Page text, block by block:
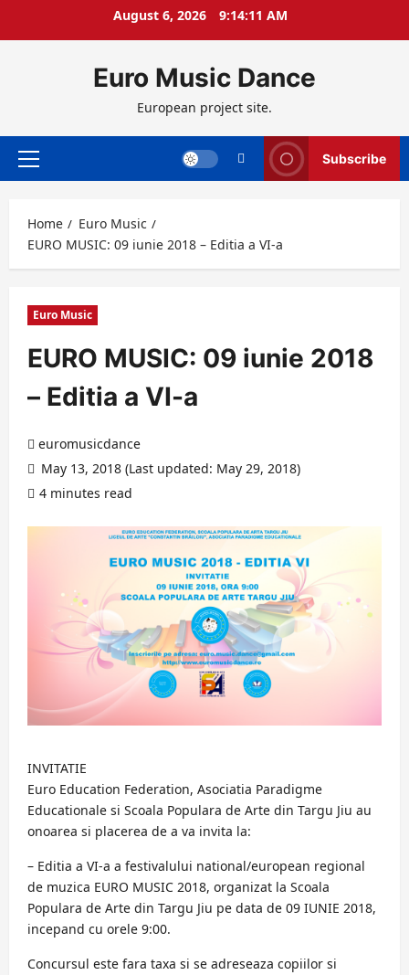
August 6, 2026 9:14:13 AM
Euro Music Dance
European project site.
Primary
Subscribe
Home
Euro Music
EURO MUSIC: 09 iunie 2018 – Editia a VI-a
Euro Music
EURO MUSIC: 09 iunie 2018
– Editia a VI-a
euromusicdance
May 13, 2018 (Last updated: May 29, 2018)
4 minutes read
INVITATIE
Euro Education Federation, Asociatia Paradigme
Educationale si Scoala Populara de Arte din Targu Jiu au
onoarea si placerea de a va invita la:
– Editia a VI-a a festivalului national/european regional
de muzica EURO MUSIC 2018, organizat la Scoala
Populara de Arte din Targu Jiu pe data de 09 IUNIE 2018,
incepand cu orele 9:00.
Concursul este fara taxa si se adreseaza copiilor si